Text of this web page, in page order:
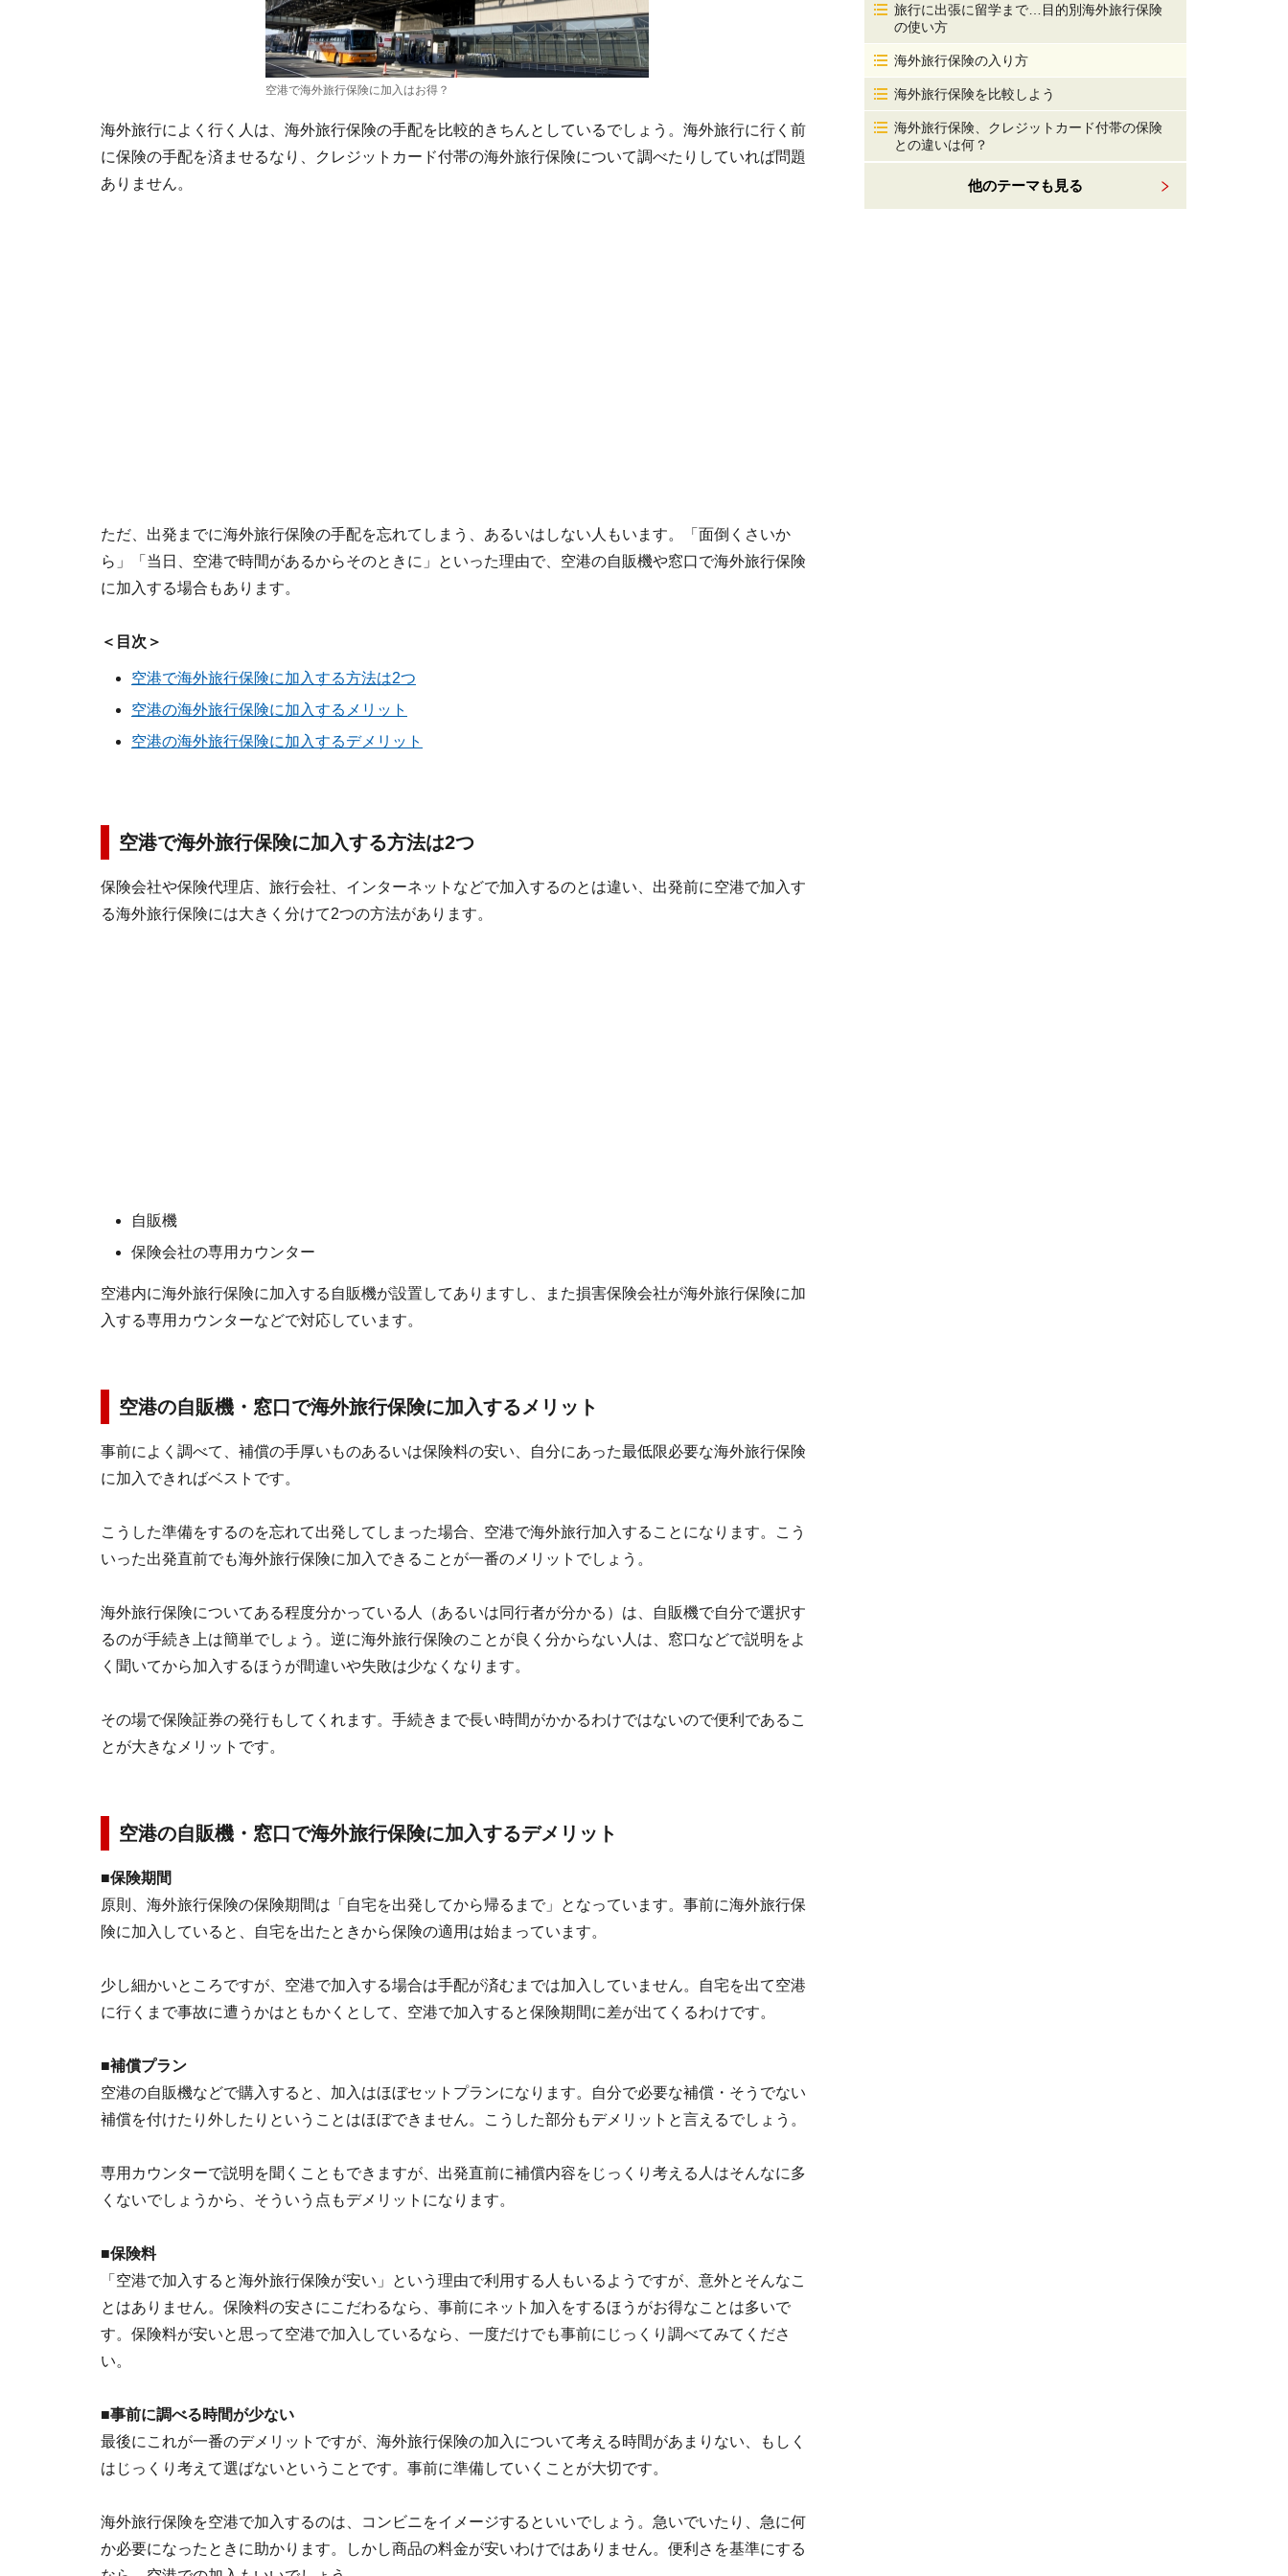
空港で海外旅行保険に加入はお得？
海外旅行によく行く人は、海外旅行保険の手配を比較的きちんとしているでしょう。海外旅行に行く前
に保険の手配を済ませるなり、クレジットカード付帯の海外旅行保険について調べたりしていれば問題
ありません。
ただ、出発までに海外旅行保険の手配を忘れてしまう、あるいはしない人もいます。「面倒くさいか
ら」「当日、空港で時間があるからそのときに」といった理由で、空港の自販機や窓口で海外旅行保険
に加入する場合もあります。
＜目次＞
空港で海外旅行保険に加入する方法は2つ
空港の海外旅行保険に加入するメリット
空港の海外旅行保険に加入するデメリット
空港で海外旅行保険に加入する方法は2つ
保険会社や保険代理店、旅行会社、インターネットなどで加入するのとは違い、出発前に空港で加入す
る海外旅行保険には大きく分けて2つの方法があります。
自販機
保険会社の専用カウンター
空港内に海外旅行保険に加入する自販機が設置してありますし、また損害保険会社が海外旅行保険に加
入する専用カウンターなどで対応しています。
空港の自販機・窓口で海外旅行保険に加入するメリット
事前によく調べて、補償の手厚いものあるいは保険料の安い、自分にあった最低限必要な海外旅行保険
に加入できればベストです。
こうした準備をするのを忘れて出発してしまった場合、空港で海外旅行加入することになります。こう
いった出発直前でも海外旅行保険に加入できることが一番のメリットでしょう。
海外旅行保険についてある程度分かっている人（あるいは同行者が分かる）は、自販機で自分で選択す
るのが手続き上は簡単でしょう。逆に海外旅行保険のことが良く分からない人は、窓口などで説明をよ
く聞いてから加入するほうが間違いや失敗は少なくなります。
その場で保険証券の発行もしてくれます。手続きまで長い時間がかかるわけではないので便利であるこ
とが大きなメリットです。
空港の自販機・窓口で海外旅行保険に加入するデメリット
■保険期間
原則、海外旅行保険の保険期間は「自宅を出発してから帰るまで」となっています。事前に海外旅行保
険に加入していると、自宅を出たときから保険の適用は始まっています。
少し細かいところですが、空港で加入する場合は手配が済むまでは加入していません。自宅を出て空港
に行くまで事故に遭うかはともかくとして、空港で加入すると保険期間に差が出てくるわけです。
■補償プラン
空港の自販機などで購入すると、加入はほぼセットプランになります。自分で必要な補償・そうでない
補償を付けたり外したりということはほぼできません。こうした部分もデメリットと言えるでしょう。
専用カウンターで説明を聞くこともできますが、出発直前に補償内容をじっくり考える人はそんなに多
くないでしょうから、そういう点もデメリットになります。
■保険料
「空港で加入すると海外旅行保険が安い」という理由で利用する人もいるようですが、意外とそんなこ
とはありません。保険料の安さにこだわるなら、事前にネット加入をするほうがお得なことは多いで
す。保険料が安いと思って空港で加入しているなら、一度だけでも事前にじっくり調べてみてくださ
い。
■事前に調べる時間が少ない
最後にこれが一番のデメリットですが、海外旅行保険の加入について考える時間があまりない、もしく
はじっくり考えて選ばないということです。事前に準備していくことが大切です。
海外旅行保険を空港で加入するのは、コンビニをイメージするといいでしょう。急いでいたり、急に何
か必要になったときに助かります。しかし商品の料金が安いわけではありません。便利さを基準にする
旅行に出張に留学まで…目的別海外旅行保険
の使い方
海外旅行保険の入り方
海外旅行保険を比較しよう
海外旅行保険、クレジットカード付帯の保険
との違いは何？
他のテーマも見る